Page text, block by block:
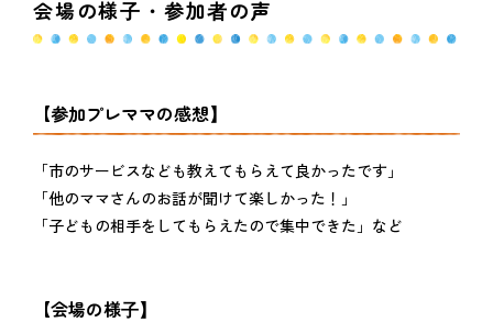
会場の様子・参加者の声
【参加プレママの感想】
「市のサービスなども教えてもらえて良かったです」
「他のママさんのお話が聞けて楽しかった！」
「子どもの相手をしてもらえたので集中できた」など
【会場の様子】